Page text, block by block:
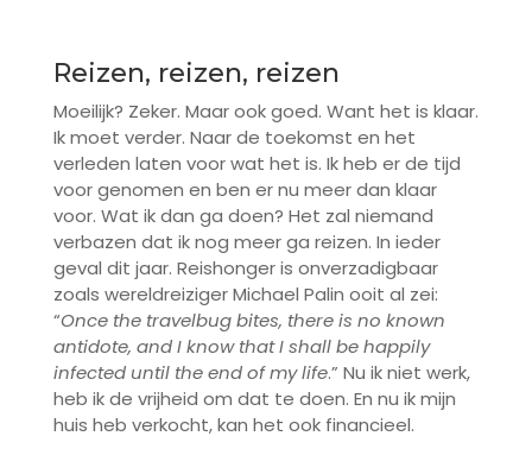
Reizen, reizen, reizen
Moeilijk? Zeker. Maar ook goed. Want het is klaar.
Ik moet verder. Naar de toekomst en het
verleden laten voor wat het is. Ik heb er de tijd
voor genomen en ben er nu meer dan klaar
voor. Wat ik dan ga doen? Het zal niemand
verbazen dat ik nog meer ga reizen. In ieder
geval dit jaar. Reishonger is onverzadigbaar
zoals wereldreiziger Michael Palin ooit al zei:
“Once the travelbug bites, there is no known
antidote, and I know that I shall be happily
infected until the end of my life.” Nu ik niet werk,
heb ik de vrijheid om dat te doen. En nu ik mijn
huis heb verkocht, kan het ook financieel.